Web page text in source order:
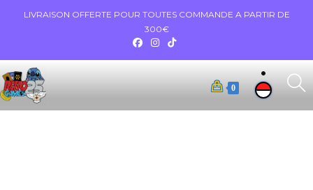
LIVRAISON OFFERTE POUR TOUTES COMMANDE A PARTIR DE
300€
0